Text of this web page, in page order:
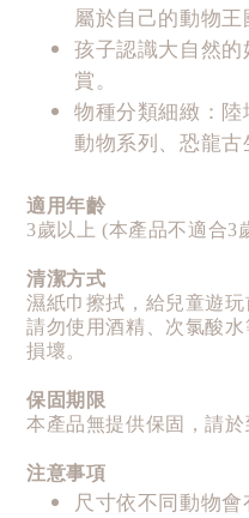
屬於自己的動物王
孩子認識大自然
賞。
物種分類細緻：
動物系列、恐龍古
適用年齡
3歲以上 (本產品不適合3
清潔方式
濕紙巾擦拭，給兒童遊玩
請勿使用酒精、次氯酸
損壞。
保固期限
本產品無提供保固，請於
注意事項
尺寸依不同動物